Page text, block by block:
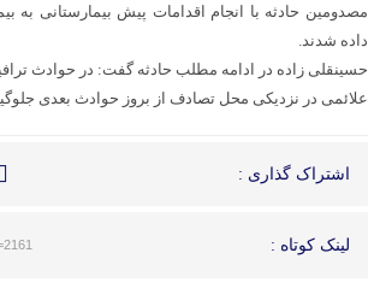
مصدومین حادثه با انجام اقدامات پیش بیمارستانی به
داده شدند.
حسینقلی زاده در ادامه مطلب حادثه گفت: در حوادث
علائمی در نزدیکی محل تصادف از بروز حوادث بعدی
اشتراک گذاری :
لینک کوتاه :